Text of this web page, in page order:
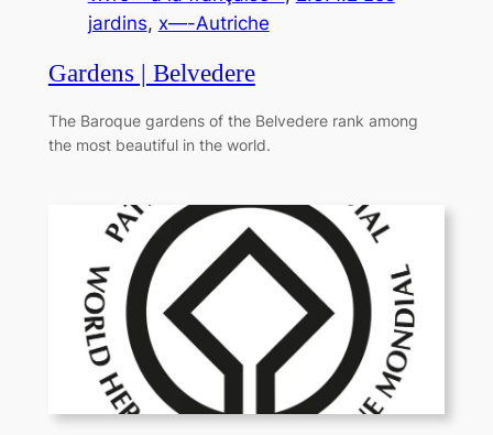
jardins, x—-Autriche
Gardens | Belvedere
The Baroque gardens of the Belvedere rank among
the most beautiful in the world.